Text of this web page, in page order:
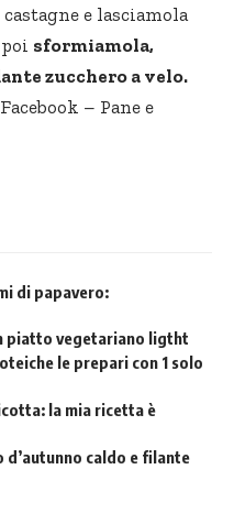
e lasciamola
sformiamola,
zucchero a velo.
– Pane e
di papavero:
piatto vegetariano ligtht
le prepari con 1 solo
la mia ricetta è
caldo e filante